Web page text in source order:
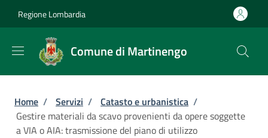
Regione Lombardia
Comune di Martinengo
Briciole di pane
Home / Servizi / Catasto e urbanistica /
Gestire materiali da scavo provenienti da opere soggette
a VIA o AIA: trasmissione del piano di utilizzo